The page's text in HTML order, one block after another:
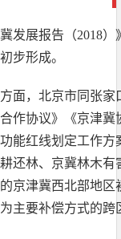
发展报告（2018）
步形成。
面，北京市同张
作协议》《京津
能红线划定工作
还林、京冀林木
京津冀西北部地
主要补偿方式的跨